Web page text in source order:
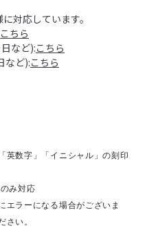
対応しています。
こちら
など):こちら
など):こちら
英数字」「イニシャル」の刻印
み対応
ラーになる場合がございま
さい。